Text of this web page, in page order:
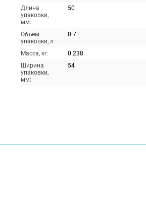
Длина
упаковки,
мм:
50
Объем
упаковки, л:
0.7
Масса, кг:
0.238
Ширина
упаковки,
мм:
54